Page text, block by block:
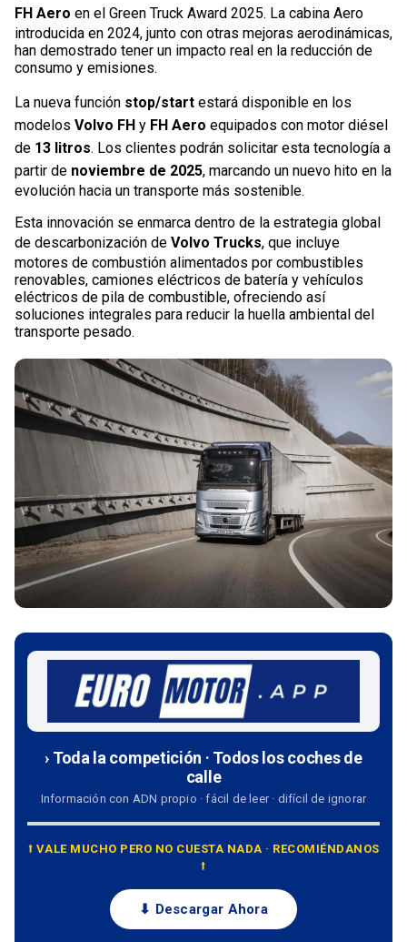
FH Aero en el Green Truck Award 2025. La cabina Aero
introducida en 2024, junto con otras mejoras aerodinámicas,
han demostrado tener un impacto real en la reducción de
consumo y emisiones.
La nueva función stop/start estará disponible en los
modelos Volvo FH y FH Aero equipados con motor diésel
de 13 litros. Los clientes podrán solicitar esta tecnología a
partir de noviembre de 2025, marcando un nuevo hito en la
evolución hacia un transporte más sostenible.
Esta innovación se enmarca dentro de la estrategia global
de descarbonización de Volvo Trucks, que incluye
motores de combustión alimentados por combustibles
renovables, camiones eléctricos de batería y vehículos
eléctricos de pila de combustible, ofreciendo así
soluciones integrales para reducir la huella ambiental del
transporte pesado.
› Toda la competición · Todos los coches de
calle
Información con ADN propio · fácil de leer · difícil de ignorar
⭡ VALE MUCHO PERO NO CUESTA NADA · RECOMIÉNDANOS
⭡
⬇ Descargar Ahora